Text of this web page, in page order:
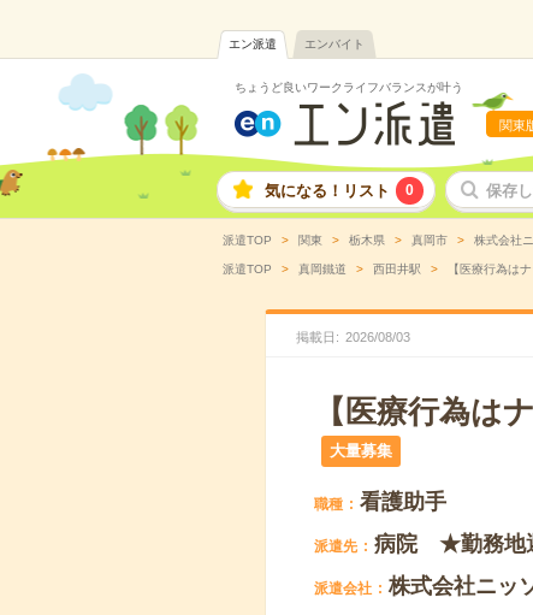
エン派遣 エンバイト
ちょうど良いワークライフバランスが叶う
関東
気になる！リスト 0 保存
派遣TOP 関東 栃木県 真岡市 株式会社
派遣TOP 真岡鐵道 西田井駅 【医療行為は
掲載日 2026/08/03
【医療行為は
大量募集
職種 看護助手
派遣先 病院 ★勤務地
派遣会社 株式会社ニッ